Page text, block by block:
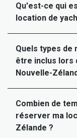
Qu'est-ce qui
location de
Quels types de
être inclus lors
Nouvelle-
Combien de
réserver ma
Zélande ?